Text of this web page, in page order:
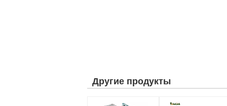
Другие продукты